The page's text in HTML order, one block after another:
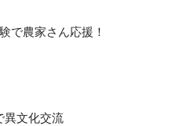
で農家さん応援！
異文化交流